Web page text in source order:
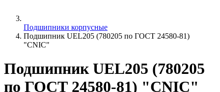
Подшипники корпусные
Подшипник UEL205 (780205 по ГОСТ 24580-81)
"CNIC"
Подшипник UEL205 (780205
по ГОСТ 24580-81) "CNIC"